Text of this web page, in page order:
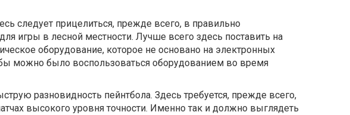
следует прицелиться, прежде всего, в правильно
игры в лесной местности. Лучше всего здесь поставить на
оборудование, которое не основано на электронных
можно было воспользоваться оборудованием во время
разновидность пейнтбола. Здесь требуется, прежде всего,
высокого уровня точности. Именно так и должно выглядеть